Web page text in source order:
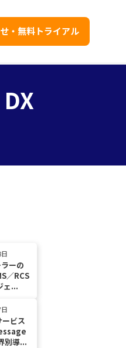
・無料トライアル
ーの
／RCS
ェ...
ービス
別導...